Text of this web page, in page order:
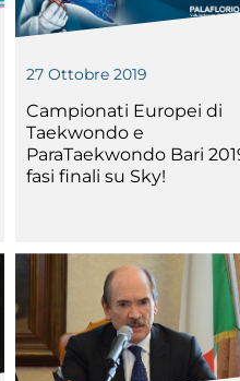
Affiliazioni
27 Ottobre 2019
Campionati Europei di
Taekwondo e
ParaTaekwondo Bari
fasi finali su Sky!